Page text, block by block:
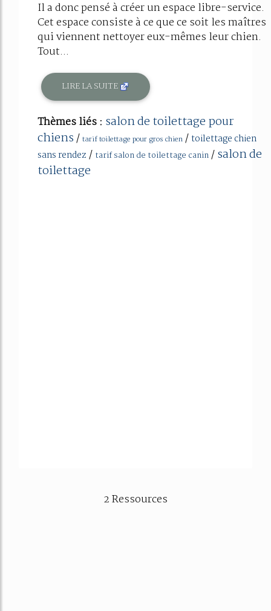
Il a donc pensé à créer un espace libre-service.
Cet espace consiste à ce que ce soit les maîtres
qui viennent nettoyer eux-mêmes leur chien.
Tout...
LIRE LA SUITE
Thèmes liés : salon de toilettage pour
chiens/ tarif toilettage pour gros chien / toilettage chien
sans rendez / tarif salon de toilettage canin/salon de
toilettage
2 Ressources